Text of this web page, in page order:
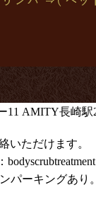
11 AMITY長崎駅
いただけます。
パーキングあり